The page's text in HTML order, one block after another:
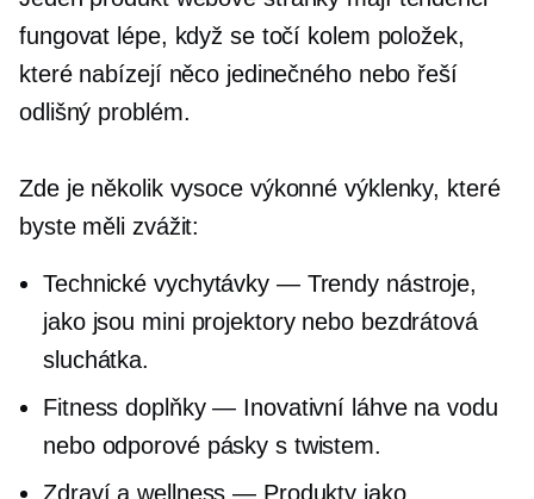
fungovat lépe, když se točí kolem položek,
které nabízejí něco jedinečného nebo řeší
odlišný problém.
Zde je několik vysoce výkonné výklenky, které
byste měli zvážit:
Technické vychytávky — Trendy nástroje,
jako jsou mini projektory nebo bezdrátová
sluchátka.
Fitness doplňky — Inovativní láhve na vodu
nebo odporové pásky s twistem.
Zdraví a wellness — Produkty jako